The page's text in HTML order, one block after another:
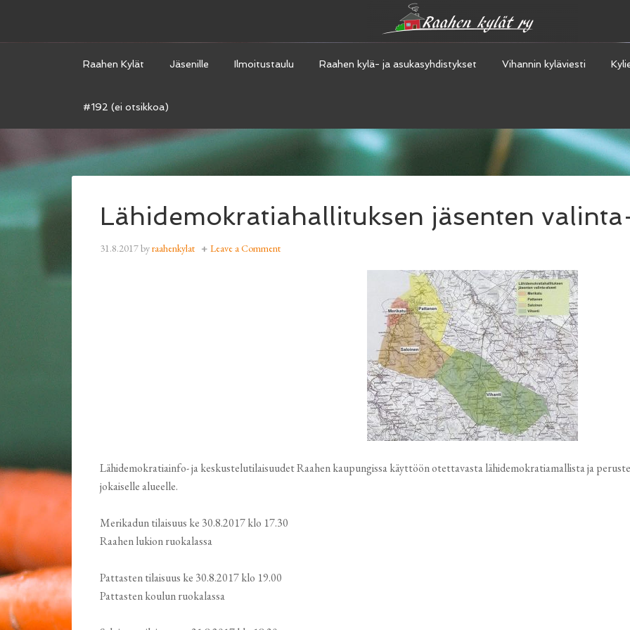
Raahen Kylät Jäsenille Ilmoitustaulu Raahen kylä- ja asukasyhdistykset Vihannin kyläviesti
#192 (ei otsikkoa)
Lähidemokratiahallituksen jäsenten
31.8.2017byraahenkylat Leave a Comment
Lähidemokratiainfo- ja keskustelutilaisuudet Raahen kaupungissa käyttöön otettavasta lähidemokratiamallista ja
jokaiselle alueelle.
Merikadun tilaisuus ke 30.8.2017 klo 17.30
Raahen lukion ruokalassa
Pattasten tilaisuus ke 30.8.2017 klo 19.00
Pattasten koulun ruokalassa